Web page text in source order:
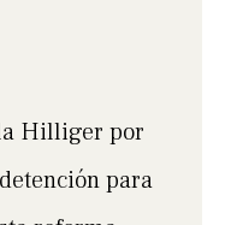
Hilliger por
para